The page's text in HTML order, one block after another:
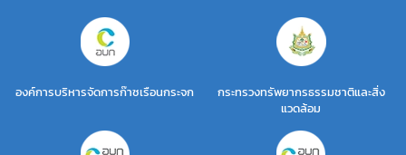
องค์การบริหารจัดการก๊าซเรือนกระจก
กระทรวงทรัพยากรธรรมชาติและสิ่ง
แวดล้อม